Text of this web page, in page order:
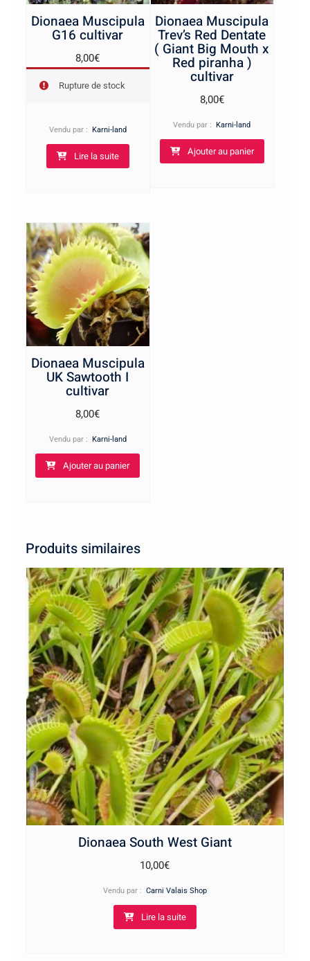
Dionaea Muscipula
G16 cultivar
8,00€
Rupture de stock
Vendu par : Karni-land
Lire la suite
Dionaea Muscipula
Trev’s Red Dentate
( Giant Big Mouth x
Red piranha )
cultivar
8,00€
Vendu par : Karni-land
Ajouter au panier
Dionaea Muscipula
UK Sawtooth I
cultivar
8,00€
Vendu par : Karni-land
Ajouter au panier
Produits similaires
Dionaea South West Giant
10,00€
Vendu par : Carni Valais Shop
Lire la suite